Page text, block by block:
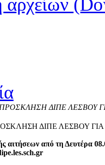
ΠΡΟΣΚΛΗΣΗ ΔΙΠΕ ΛΕΣΒΟΥ
ΔΙΠΕ ΛΕΣΒΟΥ
αιτήσεων από τη Δευτέρα